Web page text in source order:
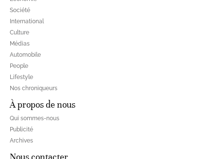
Société
International
Culture
Médias
Automobile
People
Lifestyle
Nos chroniqueurs
À propos de nous
Qui sommes-nous
Publicité
Archives
Nous contacter